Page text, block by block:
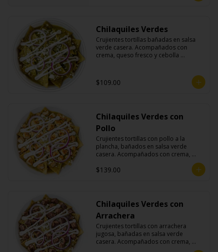
Chilaquiles Verdes
Crujientes tortillas bañadas en salsa
verde casera. Acompañados con
crema, queso fresco y cebolla
$109.00
Chilaquiles Verdes con
Pollo
Crujientes tortillas con pollo a la
plancha, bañados en salsa verde
casera. Acompañados con crema,
$139.00
Chilaquiles Verdes con
Arrachera
Crujientes tortillas con arrachera
jugosa, bañadas en salsa verde
casera. Acompañados con crema,